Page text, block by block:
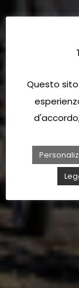
Questo